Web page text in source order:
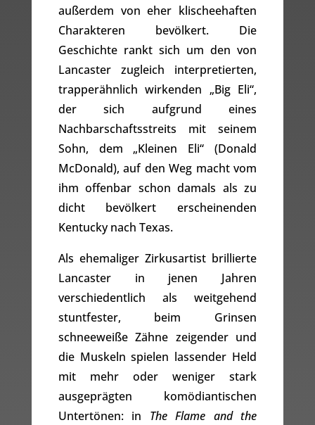
außerdem von eher klischeehaften
Charakteren bevölkert. Die
Geschichte rankt sich um den von
Lancaster zugleich interpretierten,
trapperähnlich wirkenden „Big Eli“,
der sich aufgrund eines
Nachbarschaftsstreits mit seinem
Sohn, dem „Kleinen Eli“ (Donald
McDonald), auf den Weg macht vom
ihm offenbar schon damals als zu
dicht bevölkert erscheinenden
Kentucky nach Texas.
Als ehemaliger Zirkusartist brillierte
Lancaster in jenen Jahren
verschiedentlich als weitgehend
stuntfester, beim Grinsen
schneeweiße Zähne zeigender und
die Muskeln spielen lassender Held
mit mehr oder weniger stark
ausgeprägten komödiantischen
Untertönen: in The Flame and the